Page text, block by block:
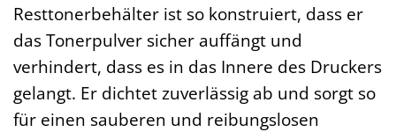
Resttonerbehälter ist so konstruiert, dass er
das Tonerpulver sicher auffängt und
verhindert, dass es in das Innere des Druckers
gelangt. Er dichtet zuverlässig ab und sorgt so
für einen sauberen und reibungslosen